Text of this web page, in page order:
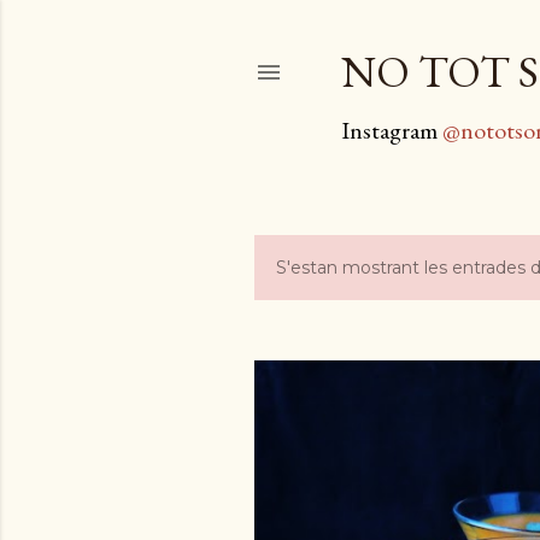
NO TOT
Instagram
ES'estan mostrant les entrades